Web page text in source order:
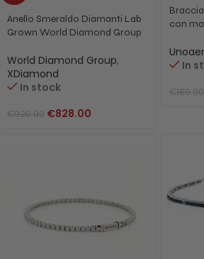
Anello Smeraldo Diamanti Lab
Grown World Diamond Group
XXDACL090SMEDI3
World Diamond Group,
XDiamond
In stock
€920.00 €828.00
con
In
€169.00